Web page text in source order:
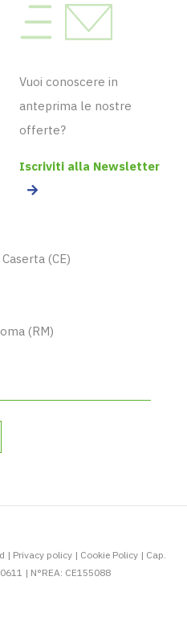
Vuoi conoscere in
anteprima le nostre
offerte?
Iscriviti alla Newsletter
(CE)
(RM)
| Privacy policy | Cookie Policy | Cap.
| N°REA: CE155088